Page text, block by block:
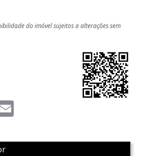
do imóvel sujeitos a alterações sem